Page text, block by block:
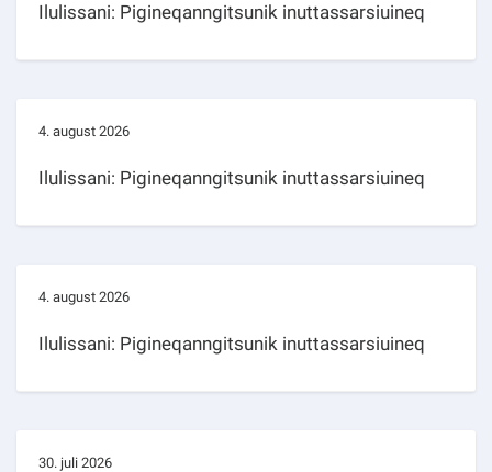
Ilulissani: Pigineqanngitsunik inuttassarsiuineq
4. august 2026
Ilulissani: Pigineqanngitsunik inuttassarsiuineq
4. august 2026
Ilulissani: Pigineqanngitsunik inuttassarsiuineq
30. juli 2026